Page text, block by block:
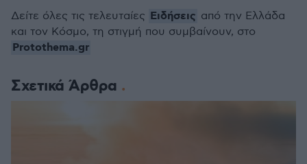
Σχετικά Άρθρα
Δείτε όλες τις τελευταίες Ειδήσεις από την Ελλάδα
και τον Κόσμο, τη στιγμή που συμβαίνουν, στο
Protothema.gr